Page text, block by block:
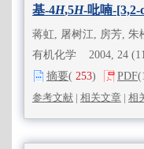
基-4H,5H-吡喃-[3,2-
蒋虹, 屠树江, 房芳, 朱
有机化学 2004, 24
摘要( 253) PDF
参考文献 | 相关文章 | 相